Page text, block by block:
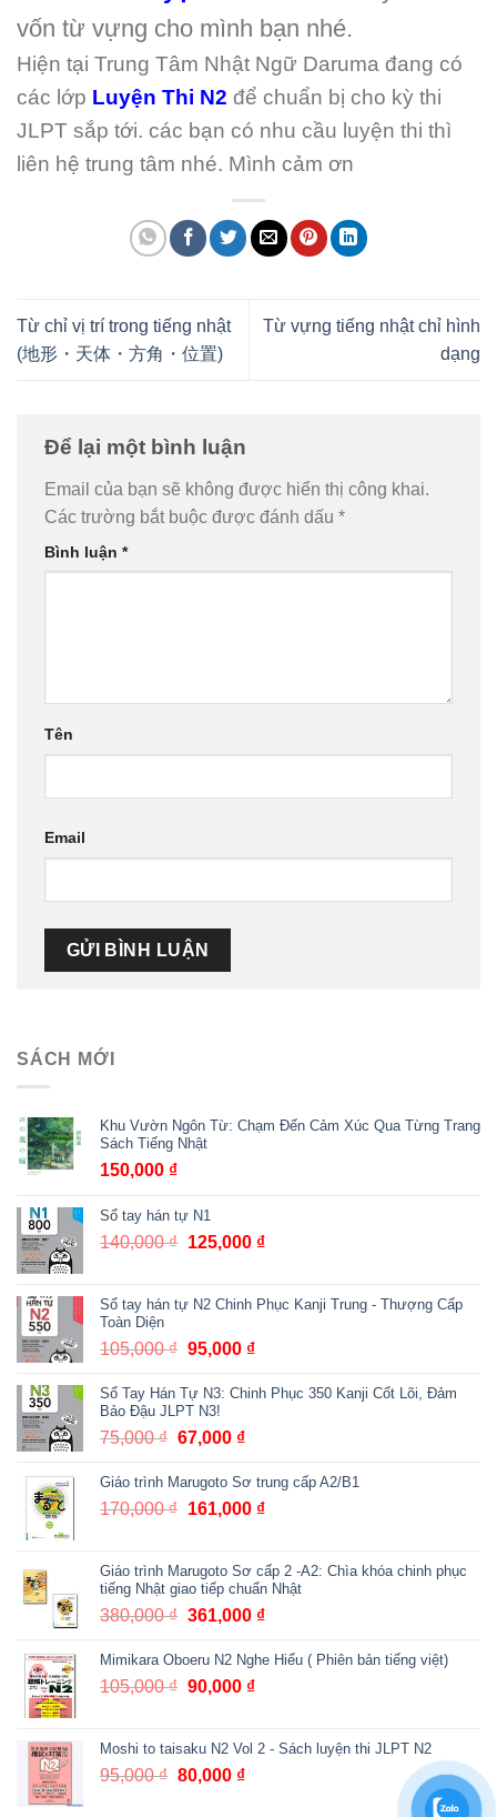
vốn từ vựng cho mình bạn nhé.
Hiện tại Trung Tâm Nhật Ngữ Daruma đang có
các lớp Luyện Thi N2 để chuẩn bị cho kỳ thi
JLPT sắp tới. các bạn có nhu cầu luyện thi thì
liên hệ trung tâm nhé. Mình cảm ơn
Từ chỉ vị trí trong tiếng nhật
(地形・天体・方角・位置)
Từ vựng tiếng nhật chỉ hình
dạng
Để lại một bình luận
Email của bạn sẽ không được hiển thị công khai.
Các trường bắt buộc được đánh dấu *
Bình luận *
Tên
Email
SÁCH MỚI
Khu Vườn Ngôn Từ: Chạm Đến Cảm Xúc Qua Từng Trang
Sách Tiếng Nhật
150,000 ₫
Sổ tay hán tự N1
140,000₫ Giá
140,000 ₫.
125,000 ₫Giá
là:
Sổ tay hán tự N2 Chinh Phục Kanji Trung - Thượng Cấp
Toàn Diện
105,000₫ Giá
là:
105,000 ₫.
95,000 ₫Giá
tại
Sổ Tay Hán Tự N3: Chinh Phục 350 Kanji Cốt Lõi, Đảm
Bảo Đậu JLPT N3!
75,000₫ Giá
là:
75,000 ₫.
67,000 ₫Giá
tại
là:
Giáo trình Marugoto Sơ trung cấp A2/B1
170,000₫ Giá
170,000 ₫.
161,000 ₫Giá
là:
161,000 ₫.
Giáo trình Marugoto Sơ cấp 2 -A2: Chìa khóa chinh phục
tiếng Nhật giao tiếp chuẩn Nhật
380,000₫ Giá
là:
380,000 ₫.
361,000 ₫Giá
tại
Mimikara Oboeru N2 Nghe Hiểu ( Phiên bản tiếng việt)
105,000₫ Giá
105,000 ₫.
90,000 ₫Giá
là:
Moshi to taisaku N2 Vol 2 - Sách luyện thi JLPT N2
95,000₫ Giá
80,000 ₫Giá